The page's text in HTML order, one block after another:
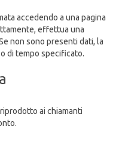
accedendo a una pagina
effettua una
non sono presenti dati, la
di tempo specificato.
ai chiamanti